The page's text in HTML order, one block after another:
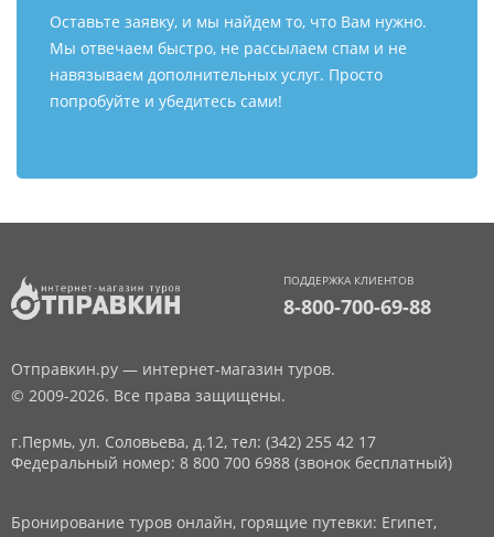
Оставьте заявку, и мы найдем то, что Вам нужно.
Мы отвечаем быстро, не рассылаем спам и не
навязываем дополнительных услуг. Просто
попробуйте и убедитесь сами!
ПОДДЕРЖКА КЛИЕНТОВ
8-800-700-69-88
Отправкин.ру — интернет-магазин туров.
© 2009-2026. Все права защищены.
г.Пермь, ул. Соловьева, д.12, тел: (342) 255 42 17
Федеральный номер: 8 800 700 6988 (звонок бесплатный)
Бронирование туров онлайн, горящие путевки: Египет,